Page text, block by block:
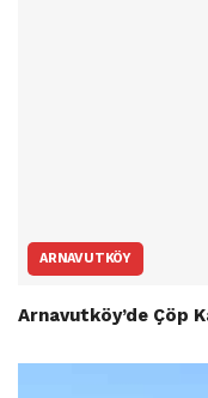
ARNAVUTKÖY
Arnavutköy’de Çöp